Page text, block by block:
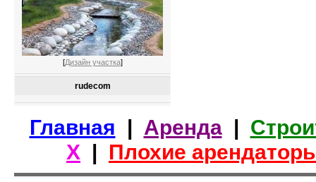
[Дизайн участка]
rudecom
Главная | Аренда|
Х | Плохие